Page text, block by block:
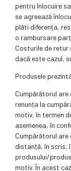
pentru înlocuire
se agreează
plăti diferența,
o rambursare
Costurile de
dacă este cazul,
Produsele
Cumpărătorul
renunța la
motiv, în termen
asemenea, în
Cumpărătorul
distanță, în scris,
produsului/
motiv. În acest